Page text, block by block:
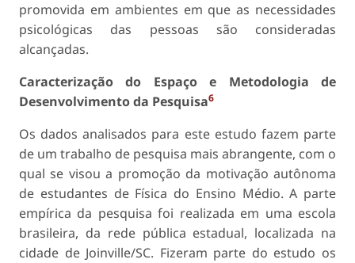
promovida em ambientes em que as necessidades
psicológicas das pessoas são consideradas
alcançadas.
Caracterização do Espaço e Metodologia de
Desenvolvimento da Pesquisa6
Os dados analisados para este estudo fazem parte
de um trabalho de pesquisa mais abrangente, com o
qual se visou a promoção da motivação autônoma
de estudantes de Física do Ensino Médio. A parte
empírica da pesquisa foi realizada em uma escola
brasileira, da rede pública estadual, localizada na
cidade de Joinville/SC. Fizeram parte do estudo os